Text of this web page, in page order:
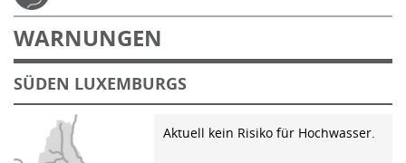
WARNUNGEN
SÜDEN LUXEMBURGS
Aktuell kein Risiko für Hochwasser.